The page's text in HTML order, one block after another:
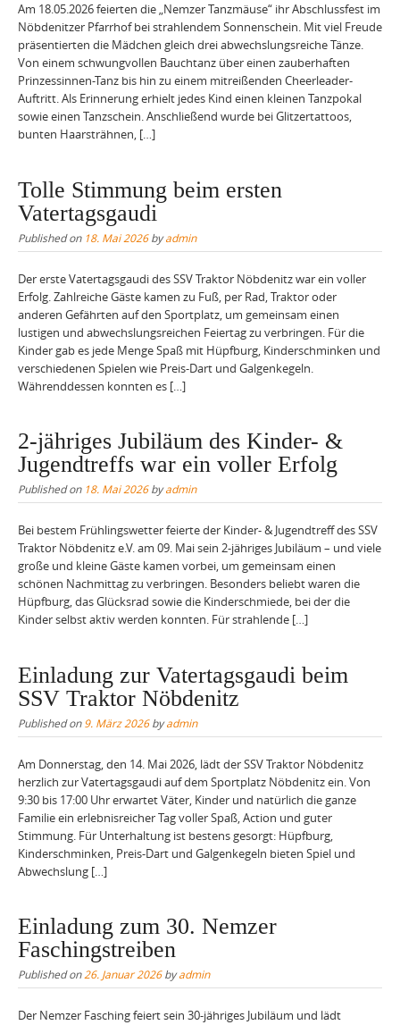
Am 18.05.2026 feierten die „Nemzer Tanzmäuse“ ihr Abschlussfest im
Nöbdenitzer Pfarrhof bei strahlendem Sonnenschein. Mit viel Freude
präsentierten die Mädchen gleich drei abwechslungsreiche Tänze.
Von einem schwungvollen Bauchtanz über einen zauberhaften
Prinzessinnen-Tanz bis hin zu einem mitreißenden Cheerleader-
Auftritt. Als Erinnerung erhielt jedes Kind einen kleinen Tanzpokal
sowie einen Tanzschein. Anschließend wurde bei Glitzertattoos,
bunten Haarsträhnen, […]
Tolle Stimmung beim ersten
Vatertagsgaudi
Published on 18. Mai 2026byadmin
Der erste Vatertagsgaudi des SSV Traktor Nöbdenitz war ein voller
Erfolg. Zahlreiche Gäste kamen zu Fuß, per Rad, Traktor oder
anderen Gefährten auf den Sportplatz, um gemeinsam einen
lustigen und abwechslungsreichen Feiertag zu verbringen. Für die
Kinder gab es jede Menge Spaß mit Hüpfburg, Kinderschminken und
verschiedenen Spielen wie Preis-Dart und Galgenkegeln.
Währenddessen konnten es […]
2-jähriges Jubiläum des Kinder- &
Jugendtreffs war ein voller Erfolg
Published on 18. Mai 2026byadmin
Bei bestem Frühlingswetter feierte der Kinder- & Jugendtreff des SSV
Traktor Nöbdenitz e.V. am 09. Mai sein 2-jähriges Jubiläum – und viele
große und kleine Gäste kamen vorbei, um gemeinsam einen
schönen Nachmittag zu verbringen. Besonders beliebt waren die
Hüpfburg, das Glücksrad sowie die Kinderschmiede, bei der die
Kinder selbst aktiv werden konnten. Für strahlende […]
Einladung zur Vatertagsgaudi beim
SSV Traktor Nöbdenitz
Published on 9. März 2026byadmin
Am Donnerstag, den 14. Mai 2026, lädt der SSV Traktor Nöbdenitz
herzlich zur Vatertagsgaudi auf dem Sportplatz Nöbdenitz ein. Von
9:30 bis 17:00 Uhr erwartet Väter, Kinder und natürlich die ganze
Familie ein erlebnisreicher Tag voller Spaß, Action und guter
Stimmung. Für Unterhaltung ist bestens gesorgt: Hüpfburg,
Kinderschminken, Preis-Dart und Galgenkegeln bieten Spiel und
Abwechslung […]
Einladung zum 30. Nemzer
Faschingstreiben
Published on26. Januar 2026byadmin
Der Nemzer Fasching feiert sein 30-jähriges Jubiläum und lädt